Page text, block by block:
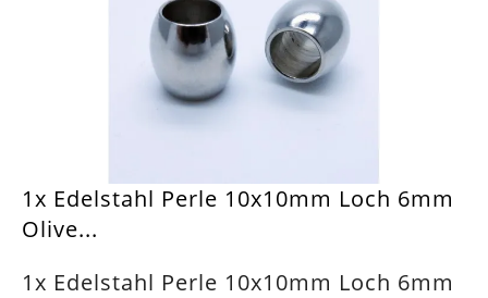
1x Edelstahl Perle 10x10mm Loch 6mm
Olive...
1x Edelstahl Perle 10x10mm Loch 6mm